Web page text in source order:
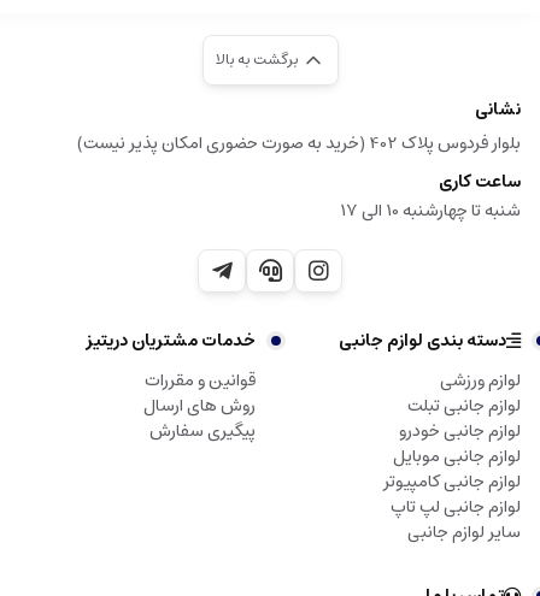
برگشت به بالا
نشانی
بلوار فردوس پلاک 402 (خرید به صورت حضوری امکان پذیر نیست)
ساعت کاری
شنبه تا چهارشنبه 10 الی 17
دسته بندی لوازم جانبی
لوازم ورزشی
لوازم جانبی تبلت
لوازم جانبی خودرو
لوازم جانبی موبایل
لوازم جانبی کامپیوتر
لوازم جانبی لپ تاپ
سایر لوازم جانبی
خدمات مشتریان دریتیز
قوانین و مقررات
روش های ارسال
پیگیری سفارش